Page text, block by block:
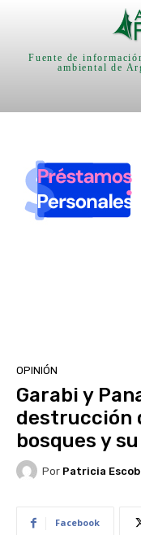
Fuente de
ambiental de
OPINIÓN
Garabi y
destrucción
bosques y
Por Patricia
Facebook